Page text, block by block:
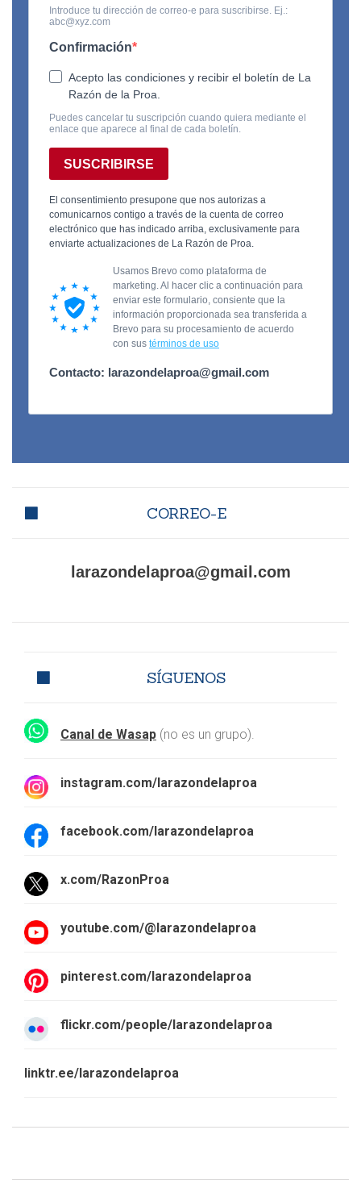
CORREO-E
larazondelaproa@gmail.com
SÍGUENOS
Canal de Wasap (no es un grupo).
instagram.com/larazondelaproa
facebook.com/larazondelaproa
x.com/RazonProa
youtube.com/@larazondelaproa
pinterest.com/larazondelaproa
flickr.com/people/larazondelaproa
linktr.ee/larazondelaproa